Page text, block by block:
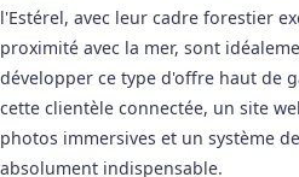
l'Estérel, avec leur cadre forestier
proximité avec la mer, sont
développer ce type d'offre haut de
cette clientèle connectée, un site
photos immersives et un système
absolument indispensable.